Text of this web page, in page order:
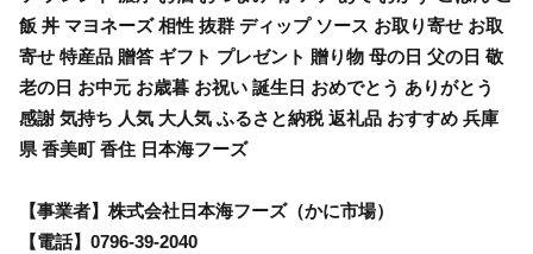
飯 丼 マヨネーズ 相性 抜群 ディップ ソース お取り寄せ お取
寄せ 特産品 贈答 ギフト プレゼント 贈り物 母の日 父の日 敬
老の日 お中元 お歳暮 お祝い 誕生日 おめでとう ありがとう
感謝 気持ち 人気 大人気 ふるさと納税 返礼品 おすすめ 兵庫
県 香美町 香住 日本海フーズ
【事業者】株式会社日本海フーズ（かに市場）
【電話】0796-39-2040